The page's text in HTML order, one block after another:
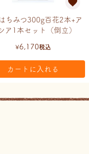
ちみつ300g百花2本+ア
ア1本セット（倒立）
¥6,170税込
カートに入れる